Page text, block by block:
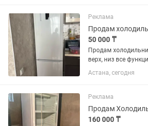
Реклама
Продам
50 000 ₸
Продам
верх, низ все
Самовывоз, торг
Астана, сегодня
Реклама
Продам
160 000 ₸